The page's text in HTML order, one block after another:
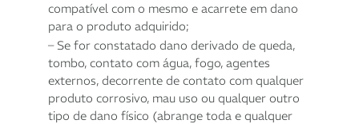
compatível com o mesmo e acarrete em dano
para o produto adquirido;
– Se for constatado dano derivado de queda,
tombo, contato com água, fogo, agentes
externos, decorrente de contato com qualquer
produto corrosivo, mau uso ou qualquer outro
tipo de dano físico (abrange toda e qualquer